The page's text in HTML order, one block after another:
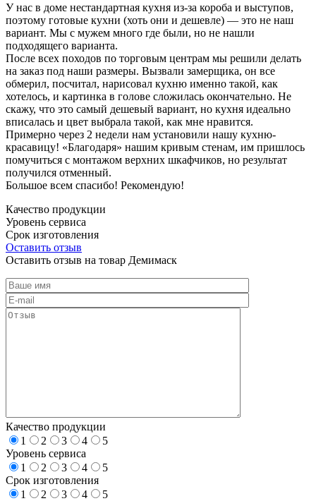
У нас в доме нестандартная кухня из-за короба и выступов,
поэтому готовые кухни (хоть они и дешевле) — это не наш
вариант. Мы с мужем много где были, но не нашли
подходящего варианта.
После всех походов по торговым центрам мы решили делать
на заказ под наши размеры. Вызвали замерщика, он все
обмерил, посчитал, нарисовал кухню именно такой, как
хотелось, и картинка в голове сложилась окончательно. Не
скажу, что это самый дешевый вариант, но кухня идеально
вписалась и цвет выбрала такой, как мне нравится.
Примерно через 2 недели нам установили нашу кухню-
красавицу! «Благодаря» нашим кривым стенам, им пришлось
помучиться с монтажом верхних шкафчиков, но результат
получился отменный.
Большое всем спасибо! Рекомендую!
Качество продукции
Уровень сервиса
Срок изготовления
Оставить отзыв
Оставить отзыв на товар Демимаск
Качество продукции
1
2 3 4
5
Уровень сервиса
1
2 3 4
5
Срок изготовления
1
2 3 4
5